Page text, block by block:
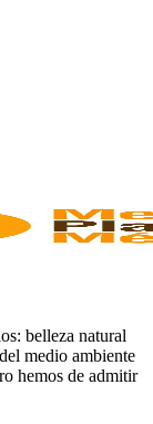
belleza natural
medio ambiente
hemos de admitir